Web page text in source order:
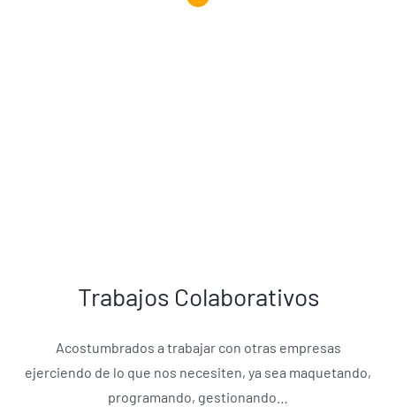
Trabajos Colaborativos
Acostumbrados a trabajar con otras empresas
ejerciendo de lo que nos necesiten, ya sea maquetando,
programando, gestionando…